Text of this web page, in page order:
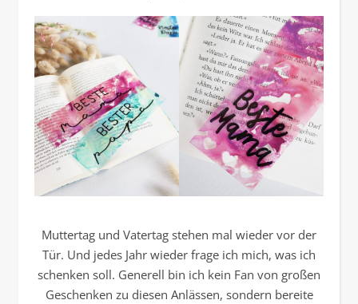
Muttertag und Vatertag stehen mal wieder vor der
Tür. Und jedes Jahr wieder frage ich mich, was ich
schenken soll. Generell bin ich kein Fan von großen
Geschenken zu diesen Anlässen, sondern bereite